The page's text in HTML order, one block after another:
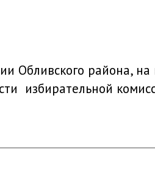
Обливского района, на
избирательной